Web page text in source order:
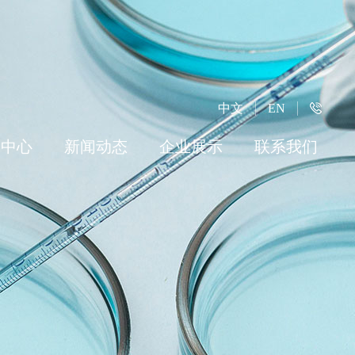
中文 EN
心 新闻动态 企业展示 联系我们